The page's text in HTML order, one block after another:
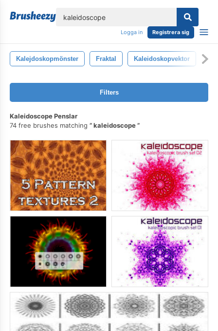
Logga in Registrera sig
Kalejdoskopmönster Fraktal Kaleidoskopvektor
Filters
Kaleidoscope Penslar
74 free brushes matching
kaleidoscope